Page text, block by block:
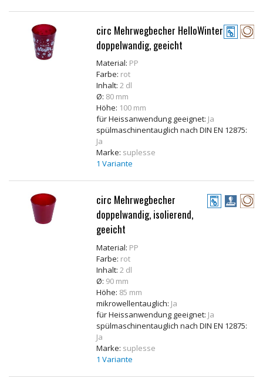
circ Mehrwegbecher HelloWinter
doppelwandig, geeicht
Material: PP
Farbe: rot
Inhalt:2 dl
Ø: 80 mm
Höhe: 100 mm
für Heissanwendung geeignet: Ja
spülmaschinentauglich nach DIN EN 12875:
Ja
Marke: suplesse
1 Variante
circ Mehrwegbecher
doppelwandig, isolierend,
geeicht
Material: PP
Farbe: rot
Inhalt:2 dl
Ø: 90 mm
Höhe: 85 mm
mikrowellentauglich: Ja
für Heissanwendung geeignet: Ja
spülmaschinentauglich nach DIN EN 12875:
Ja
Marke: suplesse
1 Variante